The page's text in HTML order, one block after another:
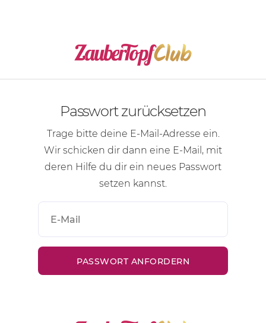
Passwort zurücksetzen
Trage bitte deine E-Mail-Adresse ein.
Wir schicken dir dann eine E-Mail , mit
deren Hilfe du dir ein neues Passwort
setzen kannst.